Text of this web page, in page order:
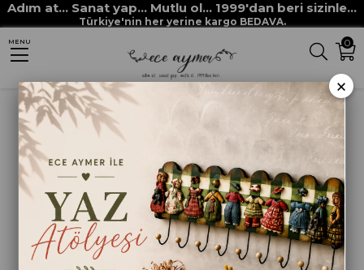
Adım at... Sanat yap... Mutlu ol... 1999'dan beri sizinle...
Türkiye'nin her yerine kargo BEDAVA.
0
MENU
Anasayfa HOBİ BOYALARI MULTİ DECOR CHALKED boyaları
MULTİ DECOR CHALKED 4560 PATİNA
×